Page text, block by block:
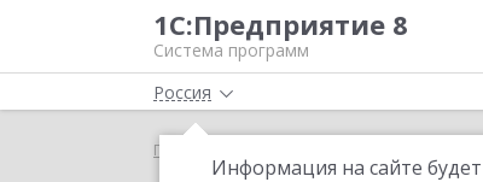
1С:Предприятие 8
Система программ
Россия
Информация на сайте будет
Главная